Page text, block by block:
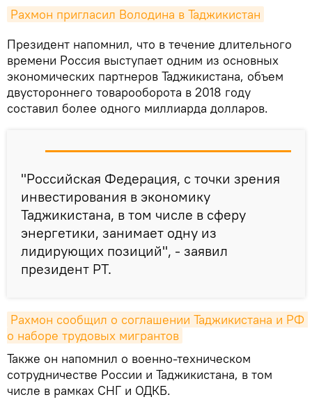
Рахмон пригласил Володина в Таджикистан
Президент напомнил, что в течение длительного
времени Россия выступает одним из основных
экономических партнеров Таджикистана, объем
двустороннего товарооборота в 2018 году
составил более одного миллиарда долларов.
"Российская Федерация, с точки зрения
инвестирования в экономику
Таджикистана, в том числе в сферу
энергетики, занимает одну из
лидирующих позиций", - заявил
президент РТ.
Рахмон сообщил о соглашении Таджикистана и РФ
о наборе трудовых мигрантов
Также он напомнил о военно-техническом
сотрудничестве России и Таджикистана, в том
числе в рамках СНГ и ОДКБ.